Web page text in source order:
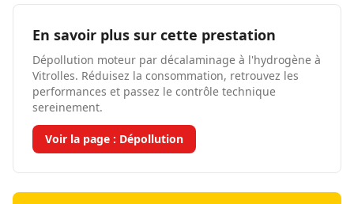
En savoir plus sur cette prestation
Dépollution moteur par décalaminage à l'hydrogène à
Vitrolles. Réduisez la consommation, retrouvez les
performances et passez le contrôle technique
sereinement.
Voir la page : Dépollution